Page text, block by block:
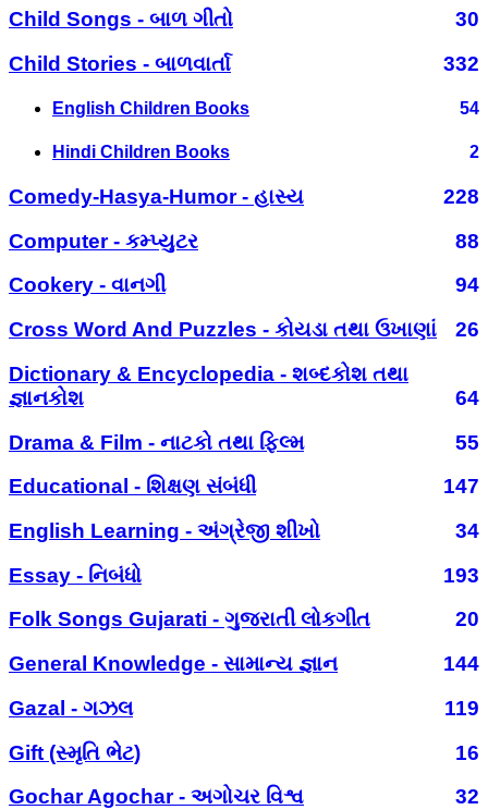
Child Songs - બાળ ગીતો
30
Child Stories - બાળવાર્તા
332
English Children Books 54
Hindi Children Books 2
Comedy-Hasya-Humor - હાસ્ય
228
Computer - કમ્પ્યુટર
88
Cookery - વાનગી
94
Cross Word And Puzzles - કોયડા તથા ઉખાણાં
26
Dictionary & Encyclopedia - શબ્દકોશ તથા
જ્ઞાનકોશ
64
Drama & Film - નાટકો તથા ફિલ્મ
55
Educational - શિક્ષણ સંબંધી
147
English Learning - અંગ્રેજી શીખો
34
Essay - નિબંધો
193
Folk Songs Gujarati - ગુજરાતી લોકગીત
20
General Knowledge - સામાન્ય જ્ઞાન
144
Gazal - ગઝલ
119
Gift (સ્મૃતિ ભેટ)
16
Gochar Agochar - અગોચર વિશ્વ
32